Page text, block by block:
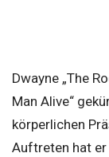
Dwayne „The
Man Alive“
körperlichen
Auftreten hat